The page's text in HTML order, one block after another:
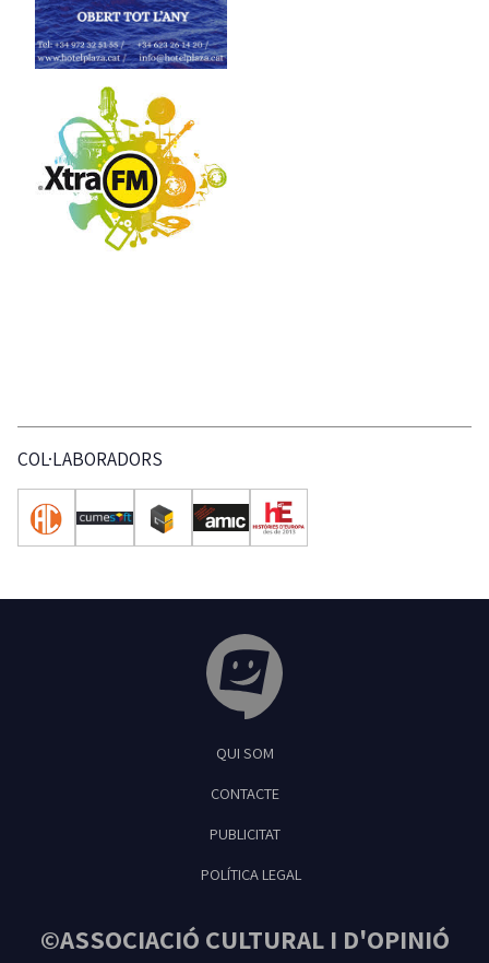
COL·LABORADORS
Feliu de Guíxols
QUI SOM
CONTACTE
PUBLICITAT
POLÍTICA LEGAL
©ASSOCIACIÓ CULTURAL I D'OPINIÓ